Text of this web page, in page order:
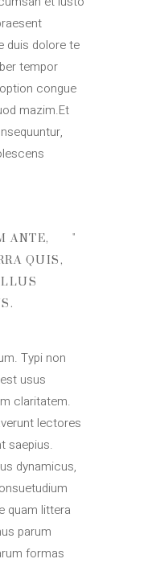
duis dolore te
tempor
congue
mazim.Et
ANTE,
QUIS,
Typi non
usus
claritatem.
lectores
saepius.
dynamicus,
quam littera
parum
formas